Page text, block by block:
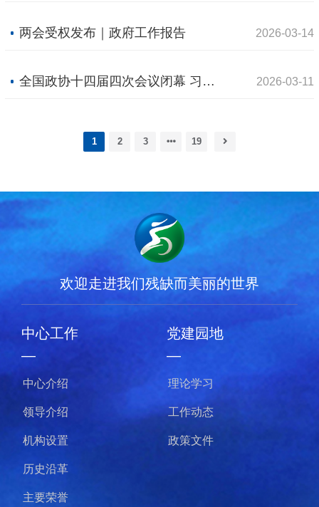
两会受权发布｜政府工作报告 2026-03-14
全国政协十四届四次会议闭幕 习近平等出席 2026-03-11
1 2 3 19
欢迎走进我们残缺而美丽的世界
中心工作
—
中心介绍
领导介绍
机构设置
历史沿革
主要荣誉
党建园地
—
理论学习
工作动态
政策文件